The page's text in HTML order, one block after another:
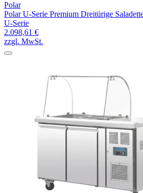
Polar
Polar U-Serie Premium Dreitürige
U-Serie
2.098,61 €
zzgl. MwSt.